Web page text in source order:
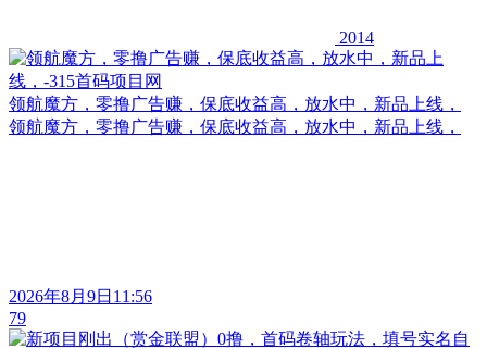
2014
领航魔方，零撸广告赚，保底收益高，放水中，新品上线，
领航魔方，零撸广告赚，保底收益高，放水中，新品上线，
2026年8月9日11:56
79